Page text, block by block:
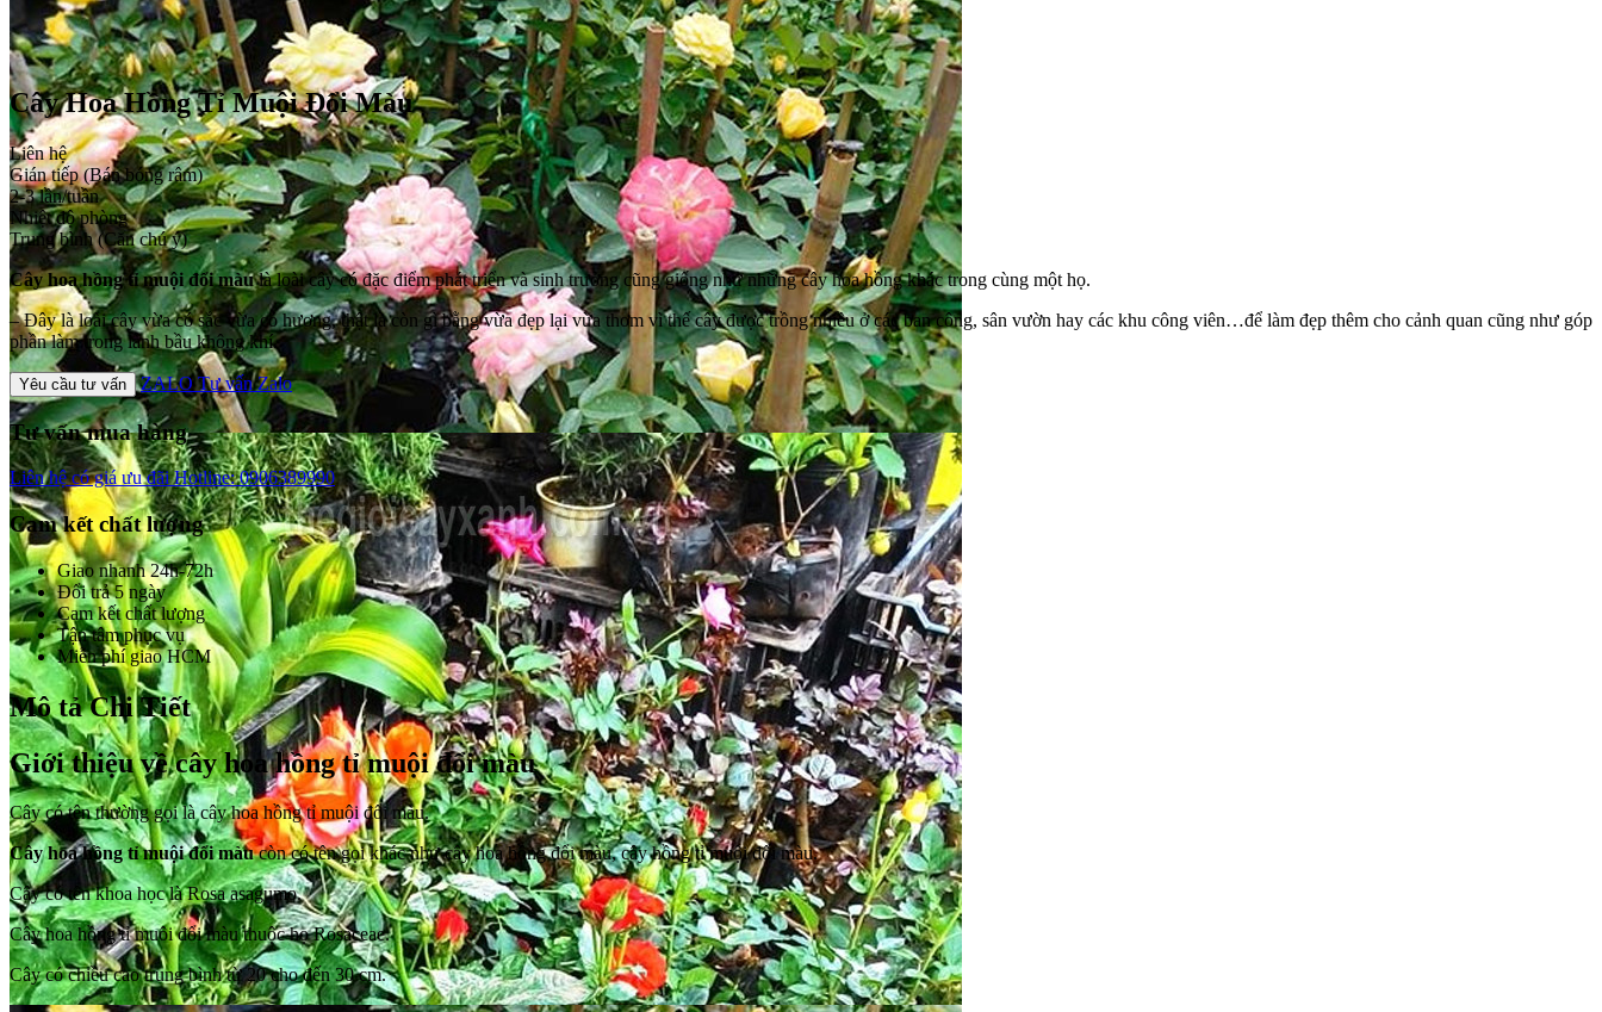
Cây Hoa Hồng Tỉ Muội Đổi Màu
Liên hệ
Gián tiếp (Bán bóng râm)
2-3 lần/tuần
Nhiệt độ phòng
Trung bình (Căn chú ý)
Cây hoa hồng tỉ muội đổi màulà loài cây có đặc điểm phát triển và sinh trưởng cũng giống như những cây hoa hồng khác trong cùng một họ.
– Đây là loài cây vừa có sắc vừa có hương, thật là còn gì bằng vừa đẹp lại vừa thơm vì thế cây được trồng nhiều ở các ban công, sân vườn hay các khu công viên…để làm đẹp thêm cho cảnh quan cũng như góp
phần làm trong lành bầu không khí.
Yêu cầu tư vấn ZALO Tư vấn Zalo
Tư vấn mua hàng
Liên hệ có giá ưu đãiHotline: 0906389990
Cam kết chất lượng
Giao nhanh 24h-72h
Đổi trả 5 ngày
Cam kết chất lượng
Tận tâm phục vụ
Miễn phí giao HCM
Mô tả Chi Tiết
Giới thiệu về cây hoa hồng tỉ muội đổi màu
Cây có tên thường gọi là cây hoa hồng tỉ muội đổi màu.
Cây hoa hồng tỉ muội đổi màucòn có tên gọi khác như cây hoa hồng đổi màu, cây hồng tỉ muội đổi màu.
Cây có tên khoa học là Rosa asagumo.
Cây hoa hồng tỉ muôi đổi màu thuộc họ Rosaceae.
Cây có chiều cao trung bình từ 20 cho đến 30 cm.